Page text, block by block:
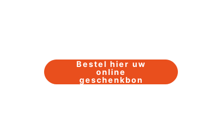
NL FR
Bestel hier uw
online
geschenkbon